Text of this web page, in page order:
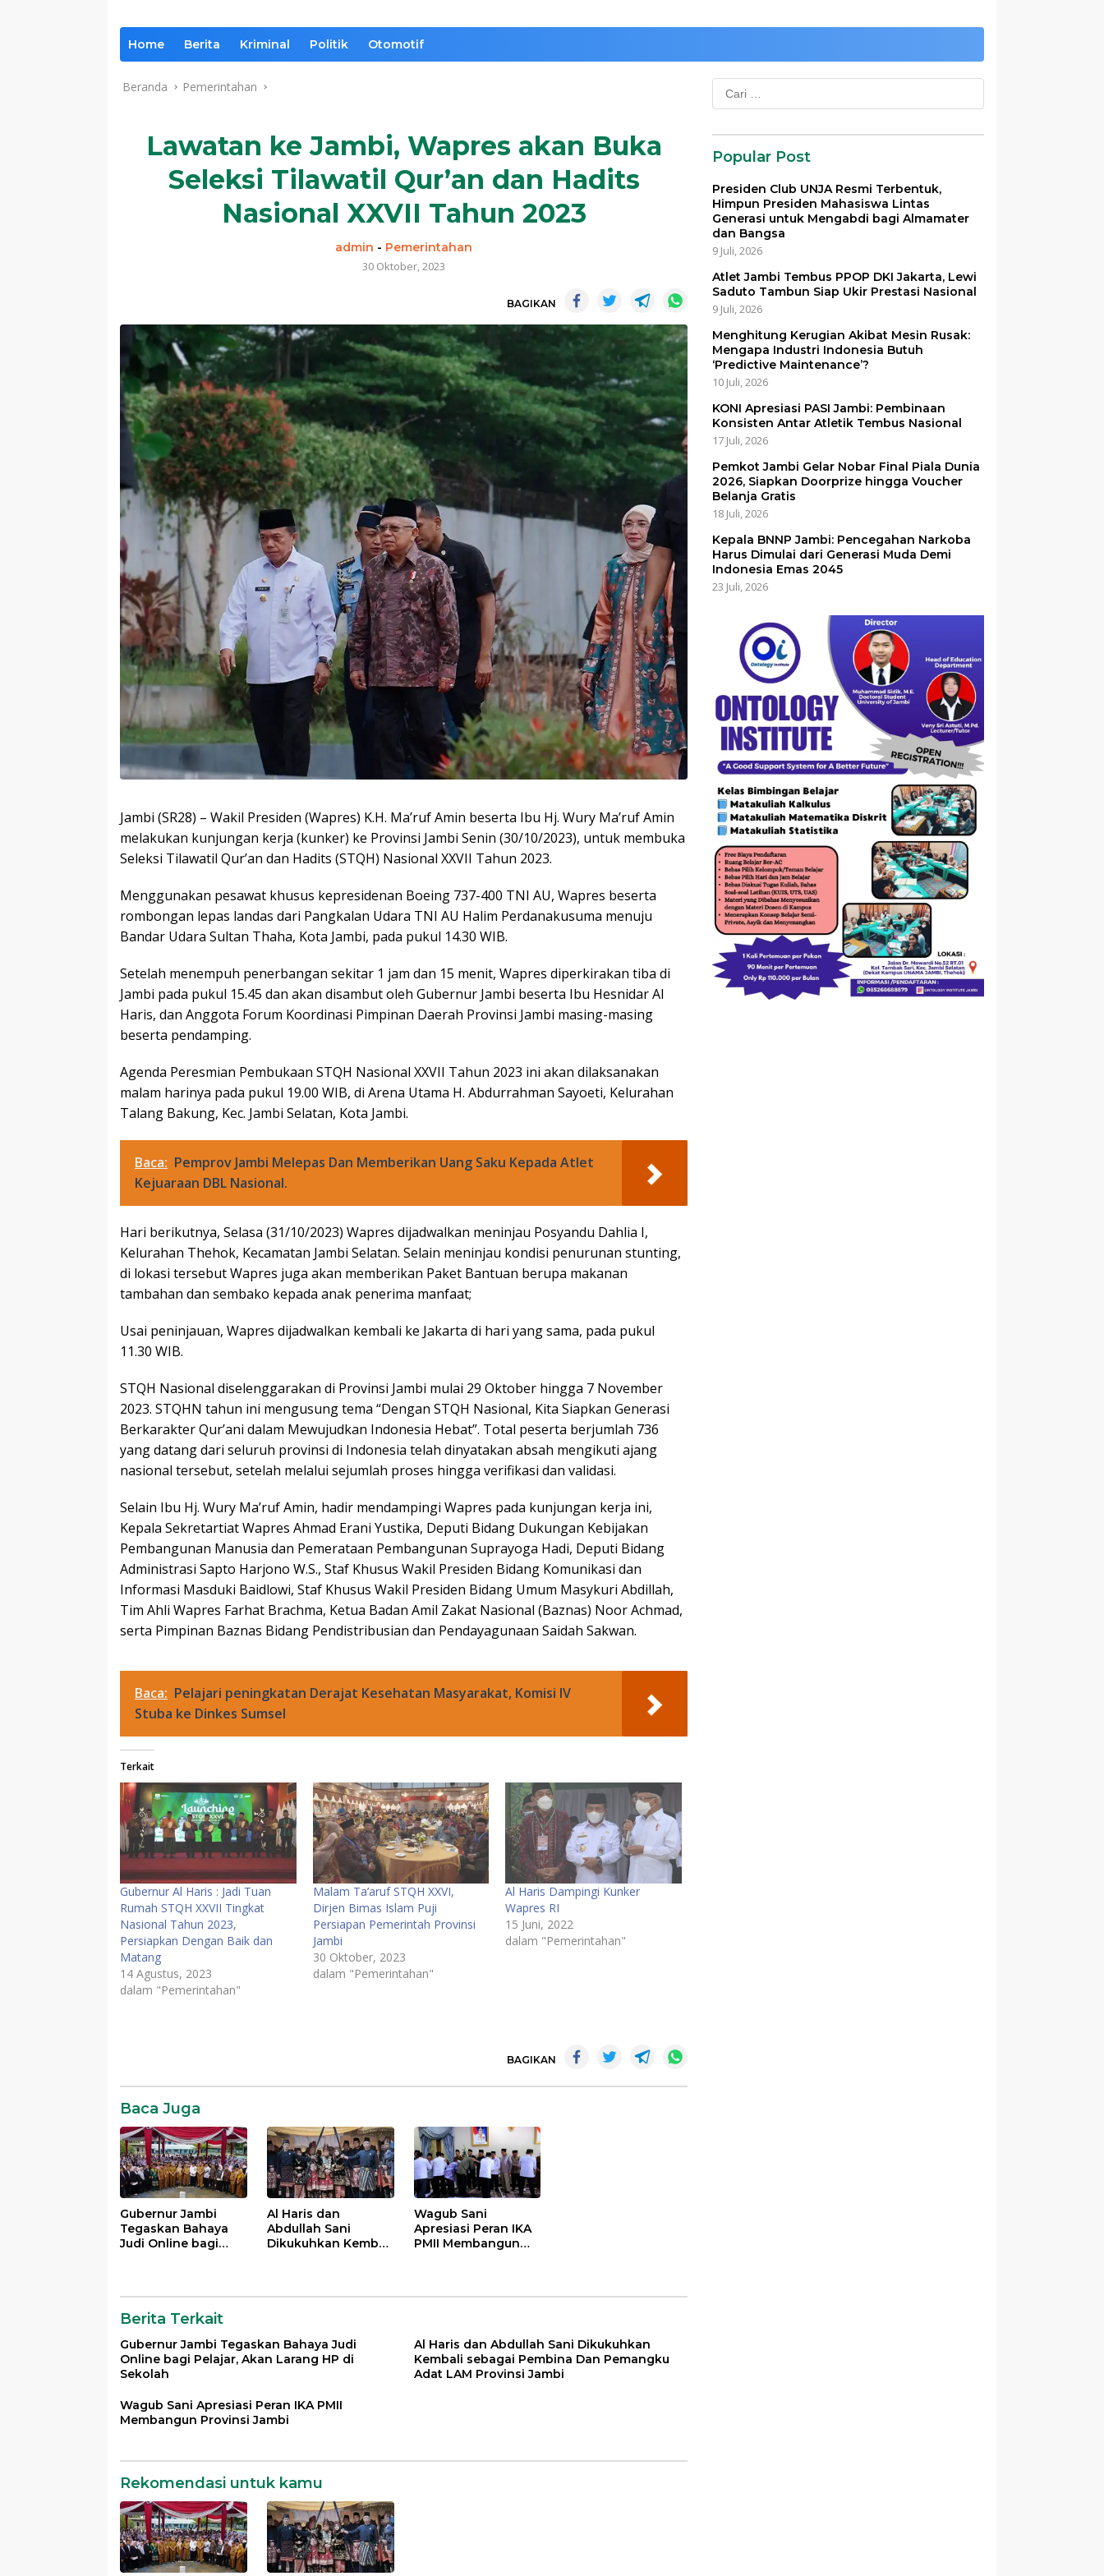
Home Berita Kriminal Politik Otomotif
Beranda Pemerintahan
Lawatan ke Jambi, Wapres akan Buka
Seleksi Tilawatil Qur’an dan Hadits
Nasional XXVII Tahun 2023
admin - Pemerintahan
30 Oktober, 2023
BAGIKAN
Jambi (SR28) – Wakil Presiden (Wapres) K.H. Ma’ruf Amin beserta Ibu Hj. Wury Ma’ruf Amin
melakukan kunjungan kerja (kunker) ke Provinsi Jambi Senin (30/10/2023), untuk membuka
Seleksi Tilawatil Qur’an dan Hadits (STQH) Nasional XXVII Tahun 2023.
Menggunakan pesawat khusus kepresidenan Boeing 737-400 TNI AU, Wapres beserta
rombongan lepas landas dari Pangkalan Udara TNI AU Halim Perdanakusuma menuju
Bandar Udara Sultan Thaha, Kota Jambi, pada pukul 14.30 WIB.
Setelah menempuh penerbangan sekitar 1 jam dan 15 menit, Wapres diperkirakan tiba di
Jambi pada pukul 15.45 dan akan disambut oleh Gubernur Jambi beserta Ibu Hesnidar Al
Haris, dan Anggota Forum Koordinasi Pimpinan Daerah Provinsi Jambi masing-masing
beserta pendamping.
Agenda Peresmian Pembukaan STQH Nasional XXVII Tahun 2023 ini akan dilaksanakan
malam harinya pada pukul 19.00 WIB, di Arena Utama H. Abdurrahman Sayoeti, Kelurahan
Talang Bakung, Kec. Jambi Selatan, Kota Jambi.
Baca: Pemprov Jambi Melepas Dan Memberikan Uang Saku Kepada Atlet
Kejuaraan DBL Nasional.
Hari berikutnya, Selasa (31/10/2023) Wapres dijadwalkan meninjau Posyandu Dahlia I,
Kelurahan Thehok, Kecamatan Jambi Selatan. Selain meninjau kondisi penurunan stunting,
di lokasi tersebut Wapres juga akan memberikan Paket Bantuan berupa makanan
tambahan dan sembako kepada anak penerima manfaat;
Usai peninjauan, Wapres dijadwalkan kembali ke Jakarta di hari yang sama, pada pukul
11.30 WIB.
STQH Nasional diselenggarakan di Provinsi Jambi mulai 29 Oktober hingga 7 November
2023. STQHN tahun ini mengusung tema “Dengan STQH Nasional, Kita Siapkan Generasi
Berkarakter Qur’ani dalam Mewujudkan Indonesia Hebat”. Total peserta berjumlah 736
yang datang dari seluruh provinsi di Indonesia telah dinyatakan absah mengikuti ajang
nasional tersebut, setelah melalui sejumlah proses hingga verifikasi dan validasi.
Selain Ibu Hj. Wury Ma’ruf Amin, hadir mendampingi Wapres pada kunjungan kerja ini,
Kepala Sekretartiat Wapres Ahmad Erani Yustika, Deputi Bidang Dukungan Kebijakan
Pembangunan Manusia dan Pemerataan Pembangunan Suprayoga Hadi, Deputi Bidang
Administrasi Sapto Harjono W.S., Staf Khusus Wakil Presiden Bidang Komunikasi dan
Informasi Masduki Baidlowi, Staf Khusus Wakil Presiden Bidang Umum Masykuri Abdillah,
Tim Ahli Wapres Farhat Brachma, Ketua Badan Amil Zakat Nasional (Baznas) Noor Achmad,
serta Pimpinan Baznas Bidang Pendistribusian dan Pendayagunaan Saidah Sakwan.
Baca: Pelajari peningkatan Derajat Kesehatan Masyarakat, Komisi IV
Stuba ke Dinkes Sumsel
Terkait
Gubernur Al Haris : Jadi Tuan
Rumah STQH XXVII Tingkat
Nasional Tahun 2023,
Persiapkan Dengan Baik dan
Matang
14 Agustus, 2023
dalam "Pemerintahan"
Malam Ta’aruf STQH XXVI,
Dirjen Bimas Islam Puji
Persiapan Pemerintah Provinsi
Jambi
30 Oktober, 2023
dalam "Pemerintahan"
Al Haris Dampingi Kunker
Wapres RI
15 Juni, 2022
dalam "Pemerintahan"
BAGIKAN
Baca Juga
Gubernur Jambi
Tegaskan Bahaya
Judi Online bagi
Al Haris dan
Abdullah Sani
Dikukuhkan Kembali
Wagub Sani
Apresiasi Peran IKA
PMII Membangun
Berita Terkait
Gubernur Jambi Tegaskan Bahaya Judi
Online bagi Pelajar, Akan Larang HP di
Sekolah
Al Haris dan Abdullah Sani Dikukuhkan
Kembali sebagai Pembina Dan Pemangku
Adat LAM Provinsi Jambi
Wagub Sani Apresiasi Peran IKA PMII
Membangun Provinsi Jambi
Rekomendasi untuk kamu
Cari
untuk:
Popular Post
Presiden Club UNJA Resmi Terbentuk,
Himpun Presiden Mahasiswa Lintas
Generasi untuk Mengabdi bagi Almamater
dan Bangsa
9 Juli, 2026
Atlet Jambi Tembus PPOP DKI Jakarta, Lewi
Saduto Tambun Siap Ukir Prestasi Nasional
9 Juli, 2026
Menghitung Kerugian Akibat Mesin Rusak:
Mengapa Industri Indonesia Butuh
‘Predictive Maintenance’?
10 Juli, 2026
KONI Apresiasi PASI Jambi: Pembinaan
Konsisten Antar Atletik Tembus Nasional
17 Juli, 2026
Pemkot Jambi Gelar Nobar Final Piala Dunia
2026, Siapkan Doorprize hingga Voucher
Belanja Gratis
18 Juli, 2026
Kepala BNNP Jambi: Pencegahan Narkoba
Harus Dimulai dari Generasi Muda Demi
Indonesia Emas 2045
23 Juli, 2026